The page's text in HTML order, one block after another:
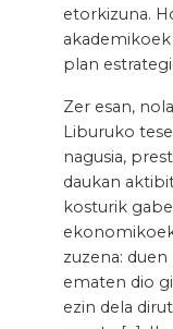
etorkizuna.
plan
Zer esan,
Liburuko
nagusia,
daukan
kosturik
zuzena:
ematen dio
ezin dela